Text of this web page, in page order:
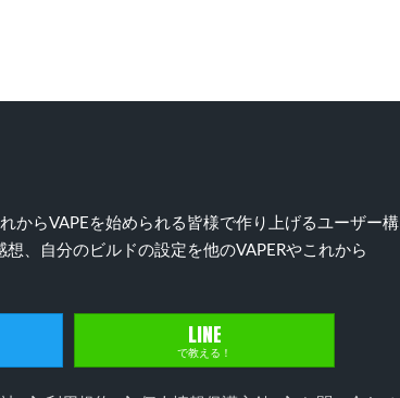
からVAPEを始められる皆様で作り上げるユーザー構
、自分のビルドの設定を他のVAPERやこれから
LINE
で教える！